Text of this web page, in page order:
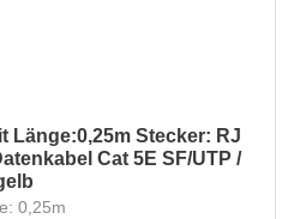
Länge:0,25m Stecker: RJ
Cat 5E SF/UTP /
0,25m